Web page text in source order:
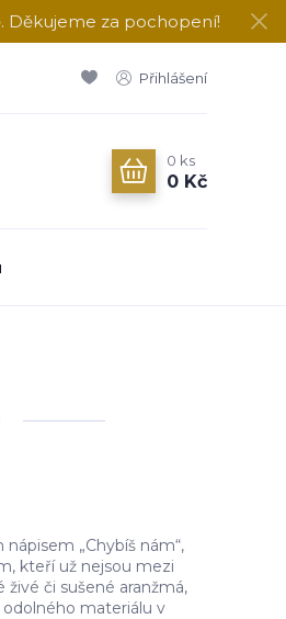
Děkujeme za pochopení!
Přihlášení
0 ks
0 Kč
„Chybíš nám“,
kteří už nejsou mezi
či sušené aranžmá,
materiálu v